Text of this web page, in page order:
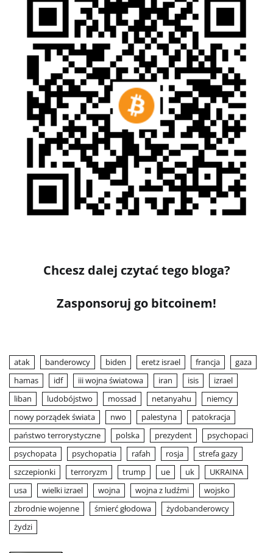
Chcesz dalej czytać tego bloga?
Zasponsoruj go bitcoinem!
atak banderowcy biden eretz israel francja
gaza
hamas
idf iii wojna światowa iran isis
izrael
liban
ludobójstwo mossad netanyahu
niemcy
nowy porządek świata
nwo palestyna
patokracja
państwo terrorystyczne
polska prezydent
psychopaci
psychopata
psychopatia rafah rosja
strefa gazy
szczepionki
terroryzm trump ue uk
UKRAINA
usa
wielki izrael wojna wojna z ludźmi
wojsko
zbrodnie wojenne
śmierć głodowa
żydobanderowcy
żydzi